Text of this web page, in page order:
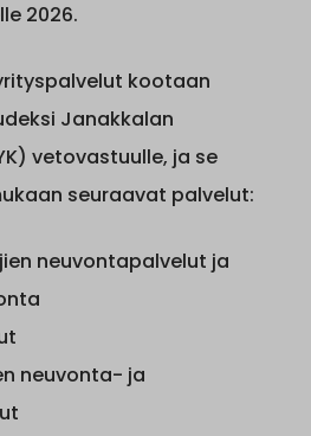
2026.
kootaan
Janakkalan
vetovastuulle, ja se
seuraavat palvelut:
neuvontapalvelut ja
neuvonta- ja